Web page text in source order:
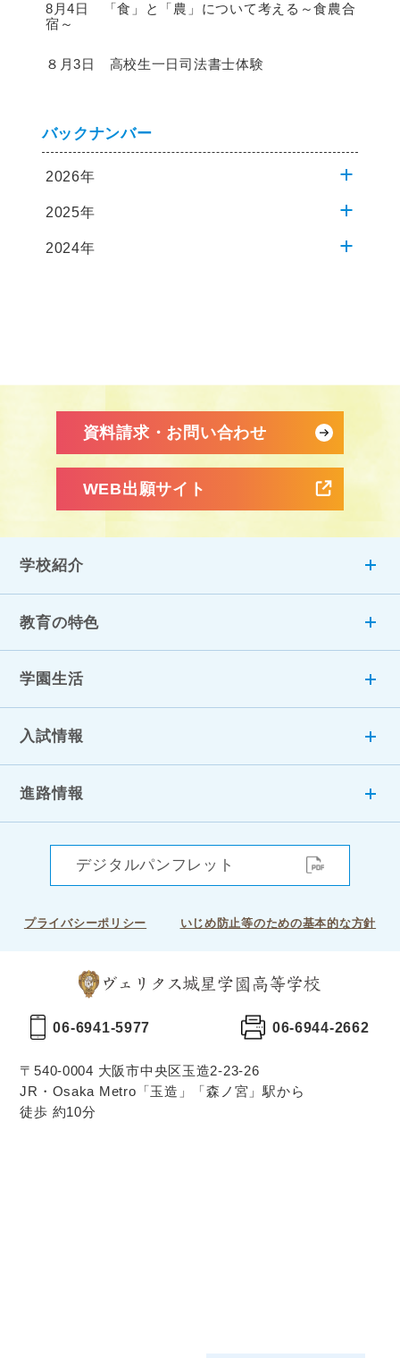
8月4日 「食」と「農」について考える～食農合
宿～
８月3日 高校生一日司法書士体験
バックナンバー
2026年
2025年
2024年
資料請求・お問い合わせ
WEB出願サイト
学校紹介
教育の特色
学園生活
入試情報
進路情報
デジタルパンフレット
プライバシーポリシー いじめ防止等のための基本的な方針
06-6941-5977 06-6944-2662
〒540-0004 大阪市中央区玉造2-23-26
JR・Osaka Metro「玉造」「森ノ宮」駅から
徒歩 約10分